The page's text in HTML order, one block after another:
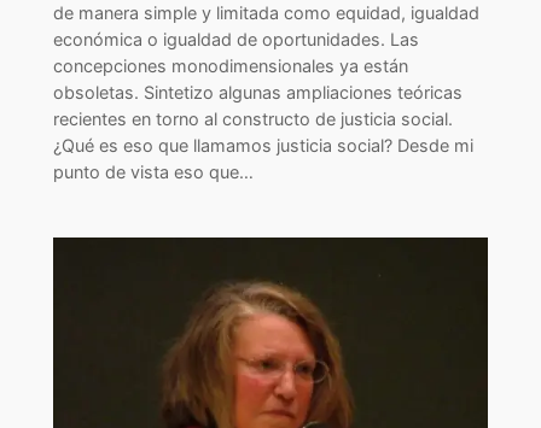
de manera simple y limitada como equidad, igualdad
económica o igualdad de oportunidades. Las
concepciones monodimensionales ya están
obsoletas. Sintetizo algunas ampliaciones teóricas
recientes en torno al constructo de justicia social.
¿Qué es eso que llamamos justicia social? Desde mi
punto de vista eso que…